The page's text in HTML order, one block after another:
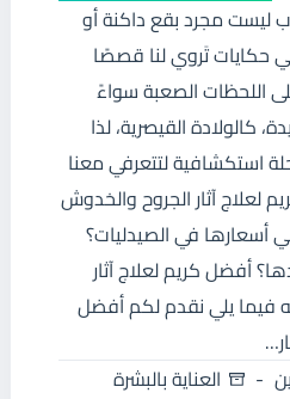
ليست مجرد بقع داكنة أو
حكايات تَروي لنا قصصًا
اللحظات الصعبة سواءً
كالولادة القيصرية، لذا
استكشافية لتتعرفي معنا
آثار الجروح والخدوش
أسعارها في الصيدليات؟
أفضل كريم لعلاج آثار
فيما يلي نقدم لكم أفضل
العناية بالبشرة